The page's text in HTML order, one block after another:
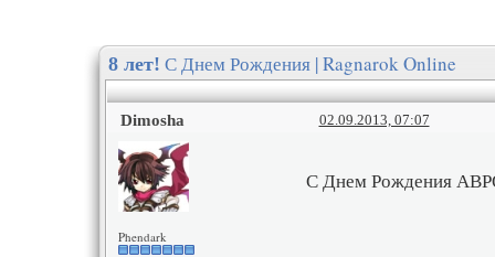
8 лет! С Днем Рождения | Ragnarok Online
Dimosha 02.09.2013, 07:07
Phendark
С Днем Рождения